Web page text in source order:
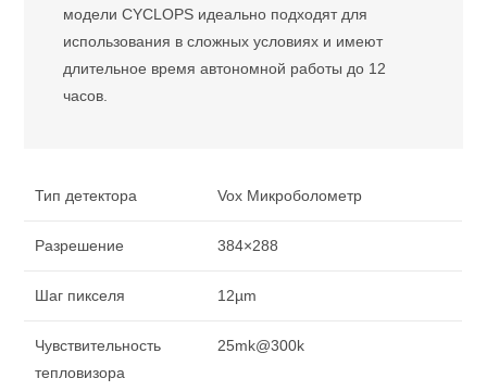
модели CYCLOPS идеально подходят для
использования в сложных условиях и имеют
длительное время автономной работы до 12
часов.
Тип детектора Vox Микроболометр
Разрешение 384×288
Шаг пикселя 12µm
Чувствительность
тепловизора
25mk@300k